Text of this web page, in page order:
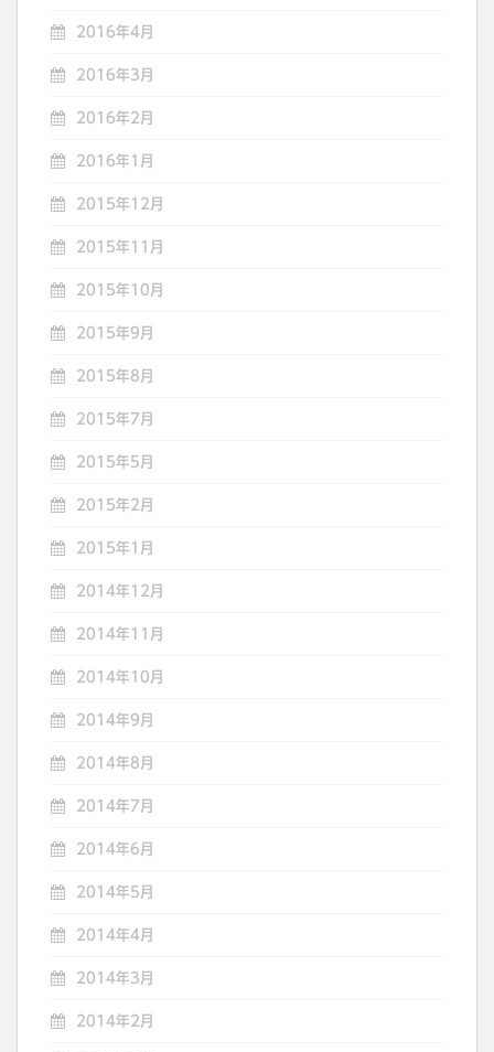
2016年4月
2016年3月
2016年2月
2016年1月
2015年12月
2015年11月
2015年10月
2015年9月
2015年8月
2015年7月
2015年5月
2015年2月
2015年1月
2014年12月
2014年11月
2014年10月
2014年9月
2014年8月
2014年7月
2014年6月
2014年5月
2014年4月
2014年3月
2014年2月